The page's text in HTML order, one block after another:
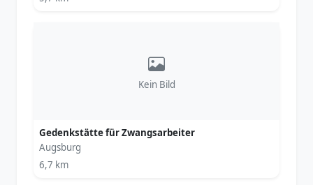
Kein Bild
Gedenkstätte für Zwangsarbeiter
Augsburg
6,7 km